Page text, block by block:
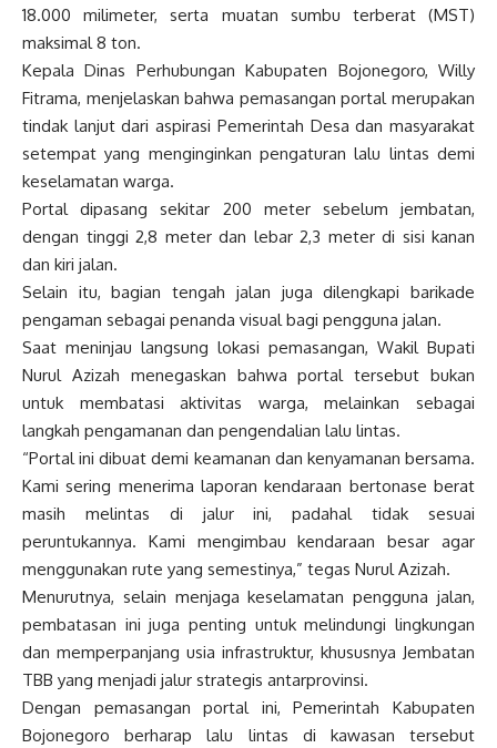
18.000 milimeter, serta muatan sumbu terberat (MST)
maksimal 8 ton.
Kepala Dinas Perhubungan Kabupaten Bojonegoro, Willy
Fitrama, menjelaskan bahwa pemasangan portal merupakan
tindak lanjut dari aspirasi Pemerintah Desa dan masyarakat
setempat yang menginginkan pengaturan lalu lintas demi
keselamatan warga.
Portal dipasang sekitar 200 meter sebelum jembatan,
dengan tinggi 2,8 meter dan lebar 2,3 meter di sisi kanan
dan kiri jalan.
Selain itu, bagian tengah jalan juga dilengkapi barikade
pengaman sebagai penanda visual bagi pengguna jalan.
Saat meninjau langsung lokasi pemasangan, Wakil Bupati
Nurul Azizah menegaskan bahwa portal tersebut bukan
untuk membatasi aktivitas warga, melainkan sebagai
langkah pengamanan dan pengendalian lalu lintas.
“Portal ini dibuat demi keamanan dan kenyamanan bersama.
Kami sering menerima laporan kendaraan bertonase berat
masih melintas di jalur ini, padahal tidak sesuai
peruntukannya. Kami mengimbau kendaraan besar agar
menggunakan rute yang semestinya,” tegas Nurul Azizah.
Menurutnya, selain menjaga keselamatan pengguna jalan,
pembatasan ini juga penting untuk melindungi lingkungan
dan memperpanjang usia infrastruktur, khususnya Jembatan
TBB yang menjadi jalur strategis antarprovinsi.
Dengan pemasangan portal ini, Pemerintah Kabupaten
Bojonegoro berharap lalu lintas di kawasan tersebut